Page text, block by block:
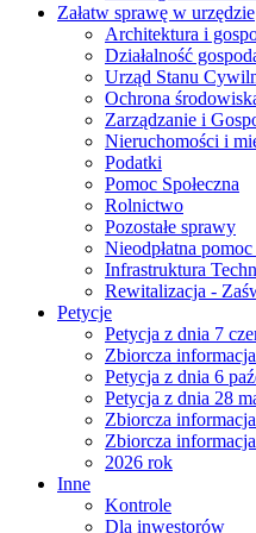
Załatw sprawę w urzędzie
Architektura i
Działalność
Urząd Stanu
Ochrona
Zarządzanie i
Nieruchomości i
Podatki
Pomoc Społeczna
Rolnictwo
Pozostałe sprawy
Nieodpłatna
Infrastruktura
Rewitalizacja -
Petycje
Petycja z dnia 7
Zbiorcza
Petycja z dnia 6
Petycja z dnia 28
Zbiorcza
Zbiorcza
2026 rok
Inne
Kontrole
Dla inwestorów